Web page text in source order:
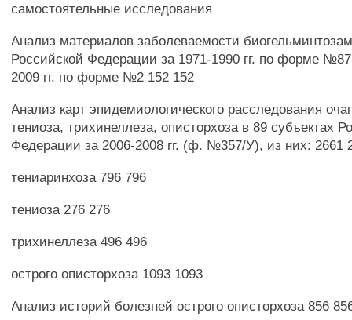
самостоятельные исследования
Анализ материалов заболеваемости
Российской Федерации за 1971-1990 гг. по форме
2009 гг. по форме №2 152 152
Анализ карт эпидемиологического расследования
тениоза, трихинеллеза, описторхоза в 89 субъектах
Федерации за 2006-2008 гг. (ф. №357/У), из них: 2661
тениаринхоза 796 796
тениоза 276 276
трихинеллеза 496 496
острого описторхоза 1093 1093
Анализ историй болезней острого описторхоза 856